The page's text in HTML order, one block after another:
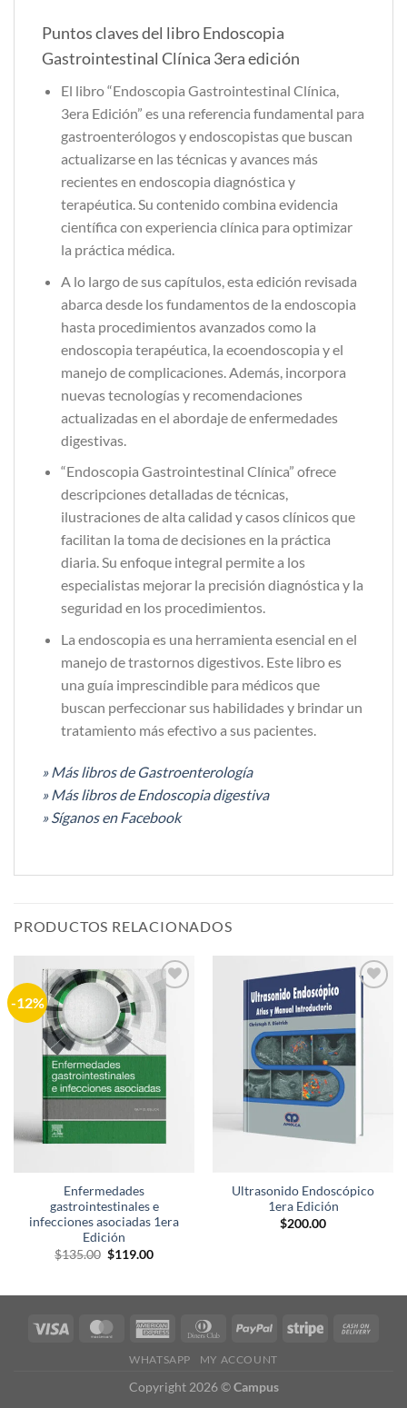
Puntos claves del libro Endoscopia
Gastrointestinal Clínica 3era edición
El libro “Endoscopia Gastrointestinal Clínica,
3era Edición” es una referencia fundamental para
gastroenterólogos y endoscopistas que buscan
actualizarse en las técnicas y avances más
recientes en endoscopia diagnóstica y
terapéutica. Su contenido combina evidencia
científica con experiencia clínica para optimizar
la práctica médica.
A lo largo de sus capítulos, esta edición revisada
abarca desde los fundamentos de la endoscopia
hasta procedimientos avanzados como la
endoscopia terapéutica, la ecoendoscopia y el
manejo de complicaciones. Además, incorpora
nuevas tecnologías y recomendaciones
actualizadas en el abordaje de enfermedades
digestivas.
“Endoscopia Gastrointestinal Clínica” ofrece
descripciones detalladas de técnicas,
ilustraciones de alta calidad y casos clínicos que
facilitan la toma de decisiones en la práctica
diaria. Su enfoque integral permite a los
especialistas mejorar la precisión diagnóstica y la
seguridad en los procedimientos.
La endoscopia es una herramienta esencial en el
manejo de trastornos digestivos. Este libro es
una guía imprescindible para médicos que
buscan perfeccionar sus habilidades y brindar un
tratamiento más efectivo a sus pacientes.
» Más libros de Gastroenterología
» Más libros de Endoscopia digestiva
» Síganos en Facebook
PRODUCTOS RELACIONADOS
-12%
Añadir
deseos
Enfermedades
gastrointestinales e
infecciones asociadas 1era
Edición
$135.00 El
precio
$135.00.
$119.00El
$119.00.
lista de
Ultrasonido Endoscópico
1era Edición
$200.00
WHATSAPP MY ACCOUNT
Copyright 2026 ©Campus